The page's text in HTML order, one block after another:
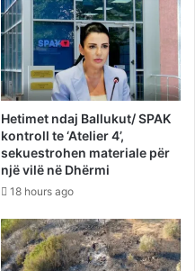
Hetimet ndaj Ballukut/ SPAK
kontroll te ‘Atelier 4’,
sekuestrohen materiale për
një vilë në Dhërmi
18 hours ago